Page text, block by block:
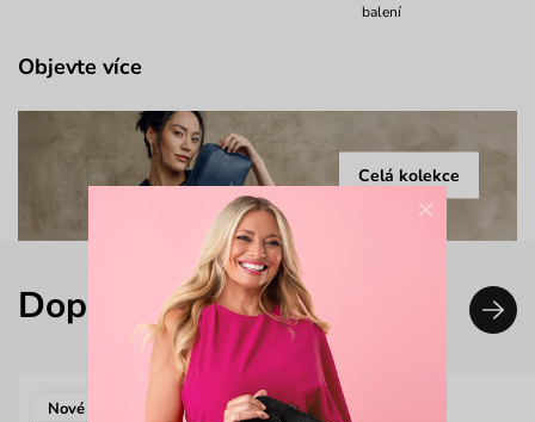
balení
Objevte více
Celá kolekce
Doplň svůj look
Nové
×